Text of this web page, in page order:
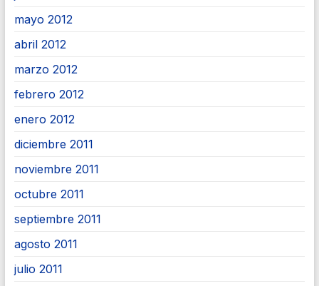
mayo 2012
abril 2012
marzo 2012
febrero 2012
enero 2012
diciembre 2011
noviembre 2011
octubre 2011
septiembre 2011
agosto 2011
julio 2011